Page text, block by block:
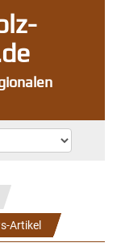
Artikel